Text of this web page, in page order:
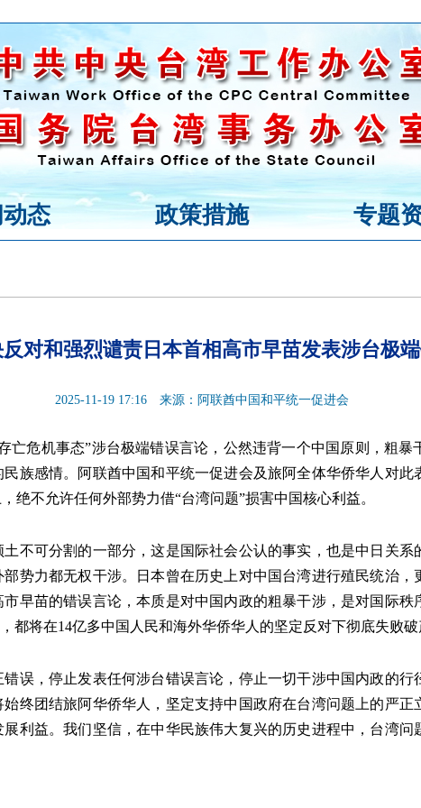
态 政策措施 专题
对和强烈谴责日本首相高市早苗发表涉台极
2025-11-19 17:16 来源：阿联酋中国和平统一促进会
亡危机事态”涉台极端错误言论，公然违背一个中国原则，粗
族感情。阿联酋中国和平统一促进会及旅阿全体华侨华人对
绝不允许任何外部势力借“台湾问题”损害中国核心利益。
不可分割的一部分，这是国际社会公认的事实，也是中日关
势力都无权干涉。日本曾在历史上对中国台湾进行殖民统治
早苗的错误言论，本质是对中国内政的粗暴干涉，是对国际
都将在14亿多中国人民和海外华侨华人的坚定反对下彻底失败破
误，停止发表任何涉台错误言论，停止一切干涉中国内政的
终团结旅阿华侨华人，坚定支持中国政府在台湾问题上的严
利益。我们坚信，在中华民族伟大复兴的历史进程中，台湾